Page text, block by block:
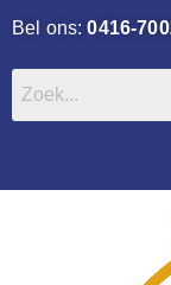
Bel ons:0416-